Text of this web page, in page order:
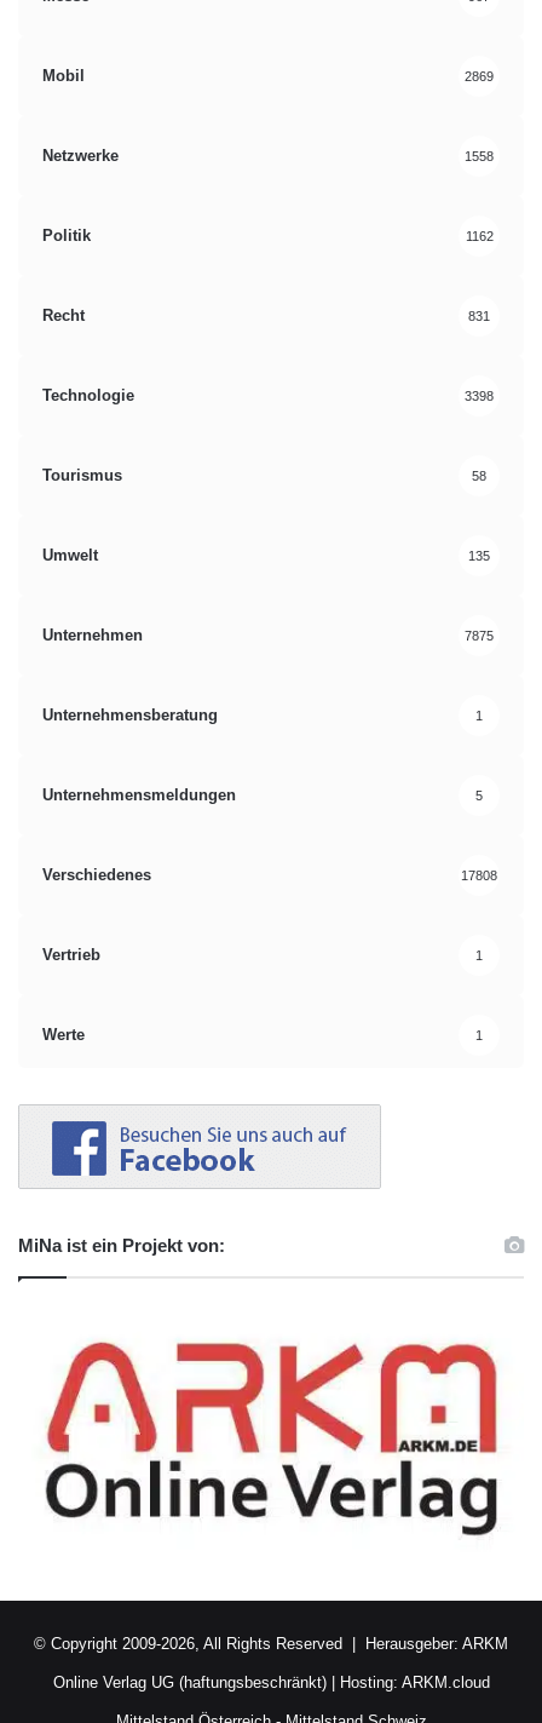
Mobil 2869
Netzwerke 1558
Politik 1162
Recht 831
Technologie 3398
Tourismus 58
Umwelt 135
Unternehmen 7875
Unternehmensberatung 1
Unternehmensmeldungen 5
Verschiedenes 17808
Vertrieb 1
Werte 1
MiNa ist ein Projekt von:
© Copyright 2009-2026, All Rights Reserved | Herausgeber: ARKM
Online Verlag UG (haftungsbeschränkt)| Hosting: ARKM.cloud